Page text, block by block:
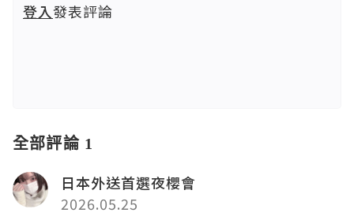
登入發表評論
全部評論 1
日本外送首選夜櫻會
2026.05.25